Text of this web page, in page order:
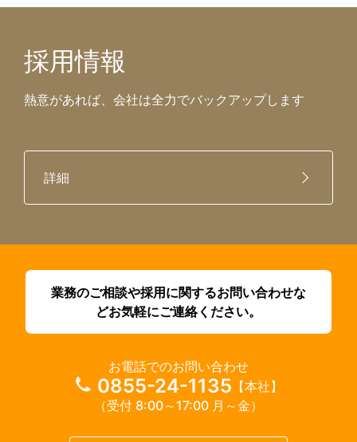
採用情報
熱意があれば、会社は全力でバックアップします
詳細
業務のご相談や採用に関するお問い合わせな
どお気軽にご連絡ください。
お電話でのお問い合わせ
0855-24-1135 【本社】
（受付 8:00～17:00 月～金）